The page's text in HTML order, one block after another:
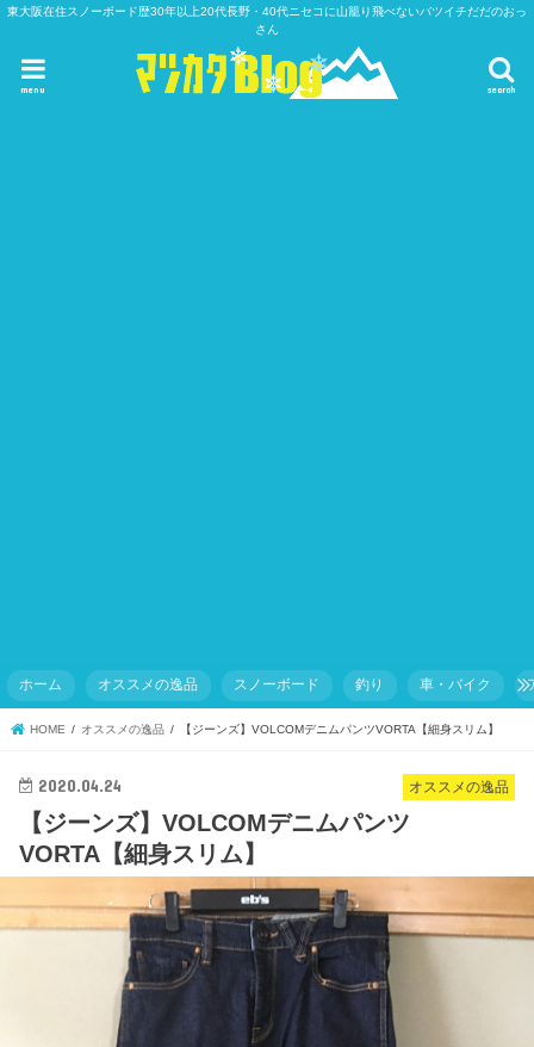
東大阪在住スノーボード歴30年以上20代長野・40代ニセコに山籠り飛べないバツイチだだのおっ
さん
search
menu
ホーム オススメの逸品 スノーボード 釣り 車・バイク
HOME オススメの逸品 【ジーンズ】VOLCOMデニムパンツVORTA【細身スリム】
オススメの逸品
2020.04.24
【ジーンズ】VOLCOMデニムパンツ
VORTA【細身スリム】